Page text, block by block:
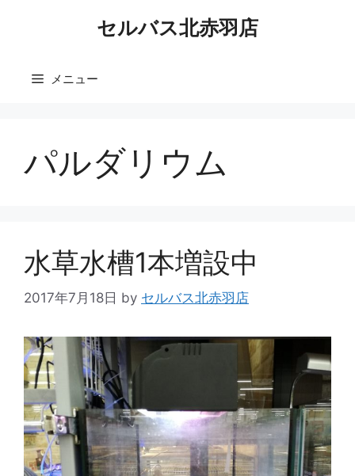
セルバス北赤羽店
メニュー
パルダリウム
水草水槽1本増設中
2017年7月18日 by セルバス北赤羽店